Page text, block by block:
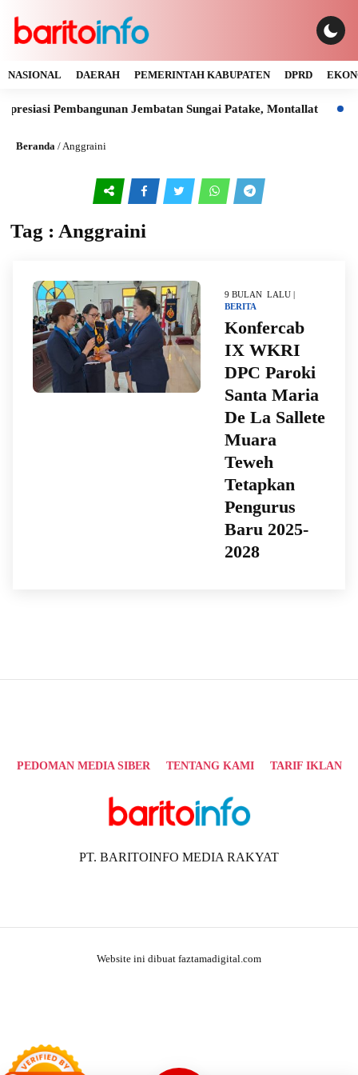
NASIONAL DAERAH PEMERINTAH KABUPATEN DPRD
Pembangunan Jembatan Sungai Patake, Montallat
Beranda /Anggraini
Tag : Anggraini
9 BULAN LALU |
BERITA
Konfercab
IX WKRI
DPC Paroki
Santa Maria
De La Sallete
Muara
Teweh
Tetapkan
Pengurus
Baru 2025-
2028
PEDOMAN MEDIA SIBER TENTANG KAMI TARIF IKLAN
PT. BARITOINFO MEDIA RAKYAT
Website ini dibuat faztamadigital.com